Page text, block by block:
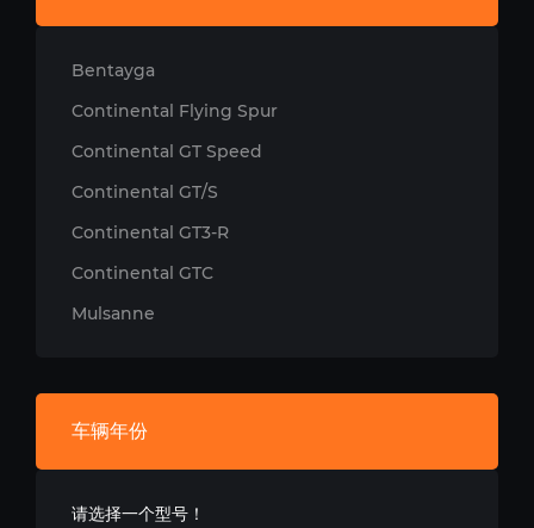
Bentayga
Continental Flying Spur
Continental GT Speed
Continental GT/S
Continental GT3-R
Continental GTC
Mulsanne
车辆年份
请选择一个型号！